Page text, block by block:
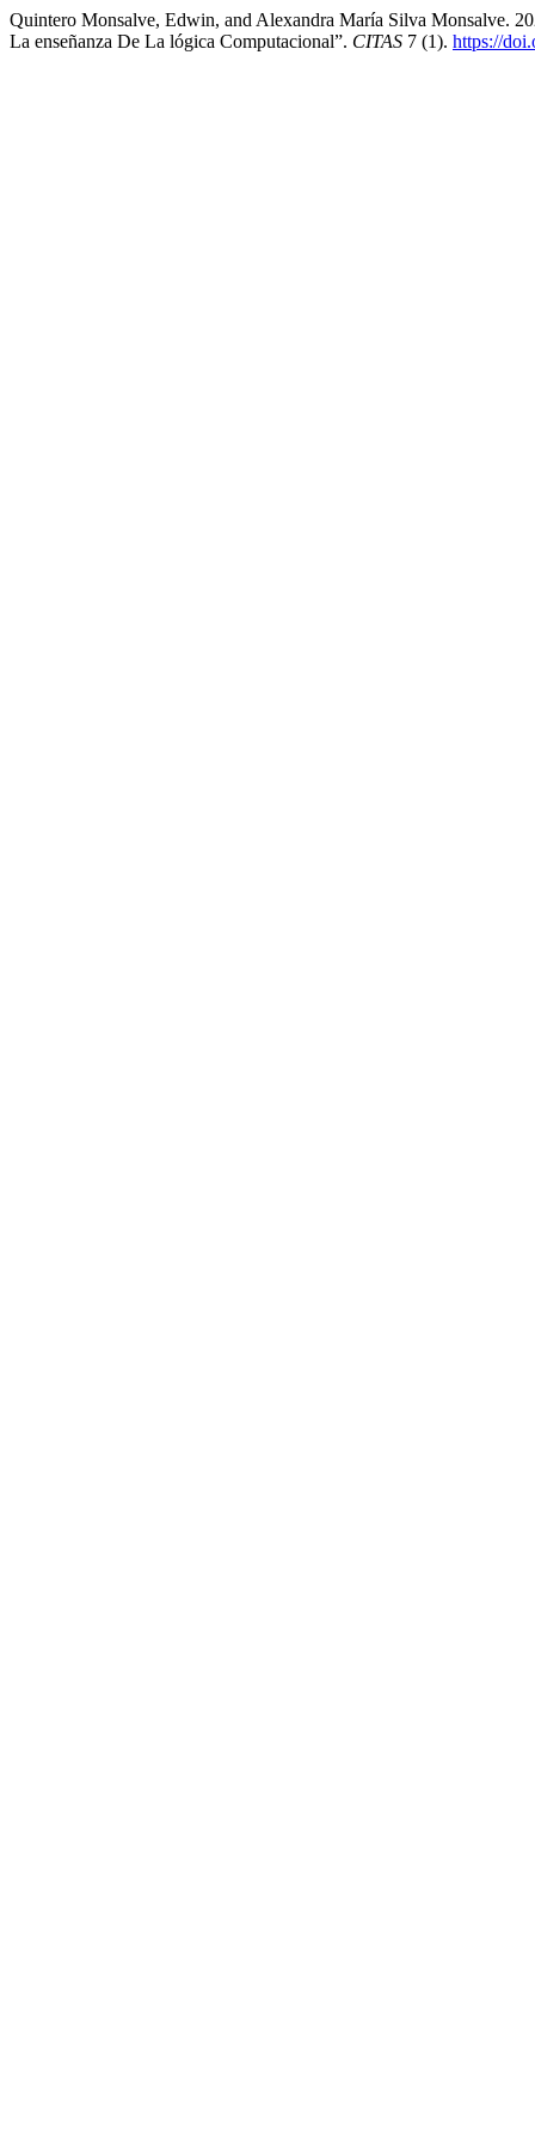
Quintero Monsalve, Edwin, and Alexandra María Silva Monsalve.
La enseñanza De La lógica Computacional”. CITAS 7 (1). https://